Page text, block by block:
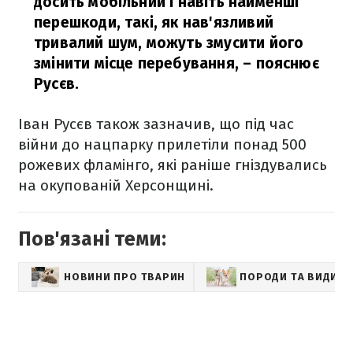
перешкоди, такі, як нав'язливий
тривалий шум, можуть змусити його
змінити місце перебування, – пояснює
Русєв.
Іван Русєв також зазначив, що під час
війни до нацпарку прилетіли понад 500
рожевих фламінго, які раніше гніздувались
на окупованій Херсонщині.
Пов'язані теми:
НОВИНИ ПРО ТВАРИН ПОРОДИ ТА ВИДИ